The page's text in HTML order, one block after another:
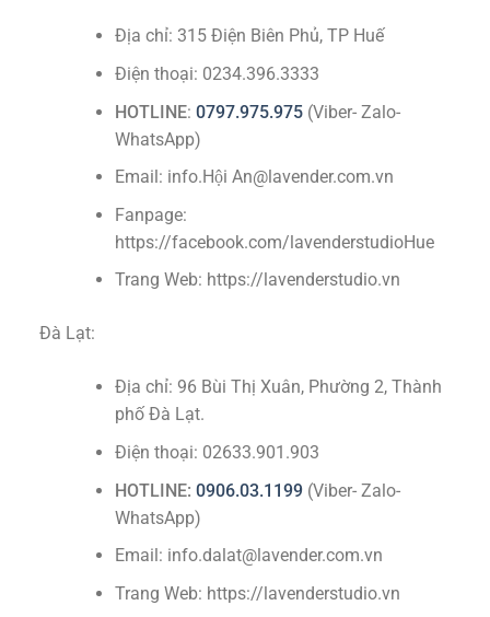
Địa chỉ: 315 Điện Biên Phủ, TP Huế
Điện thoại: 0234.396.3333
HOTLINE: 0797.975.975(Viber- Zalo-
WhatsApp)
Email: info.Hội An@lavender.com.vn
Fanpage:
https://facebook.com/lavenderstudioHue
Trang Web: https://lavenderstudio.vn
Đà Lạt:
Địa chỉ: 96 Bùi Thị Xuân, Phường 2, Thành
phố Đà Lạt.
Điện thoại: 02633.901.903
HOTLINE: 0906.03.1199(Viber- Zalo-
WhatsApp)
Email: info.dalat@lavender.com.vn
Trang Web: https://lavenderstudio.vn